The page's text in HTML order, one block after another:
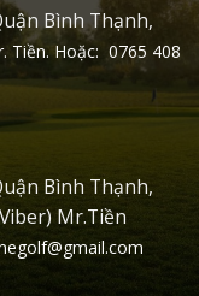
Bình Thạnh,
Tiền. Hoặc: 0765 408
Bình Thạnh,
Mr.Tiền